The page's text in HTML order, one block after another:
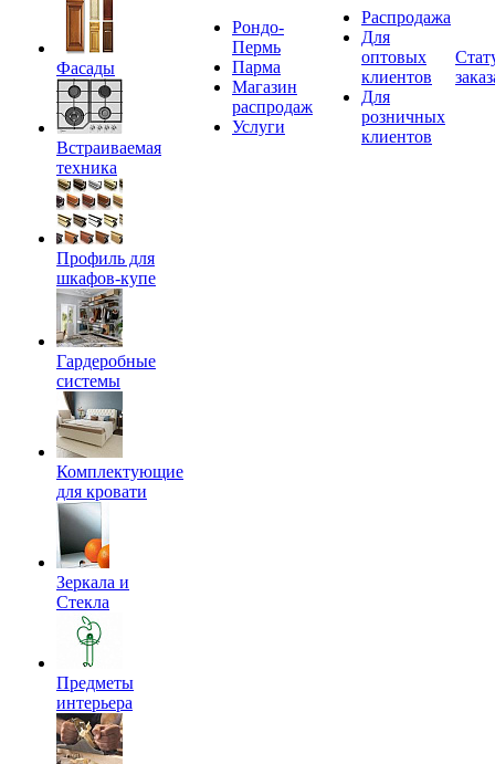
Фасады
Встраиваемая
техника
Профиль для
шкафов-купе
Гардеробные
системы
Комплектующие
для кровати
Зеркала и
Стекла
Предметы
интерьера
Рондо-
Пермь
Парма
Магазин
распродаж
Услуги
Распродажа
Для
оптовых
клиентов
Для
розничных
клиентов